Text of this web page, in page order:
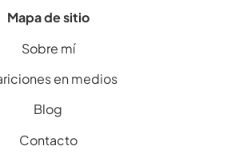
Mapa de sitio
Sobre mí
en medios
Blog
Contacto